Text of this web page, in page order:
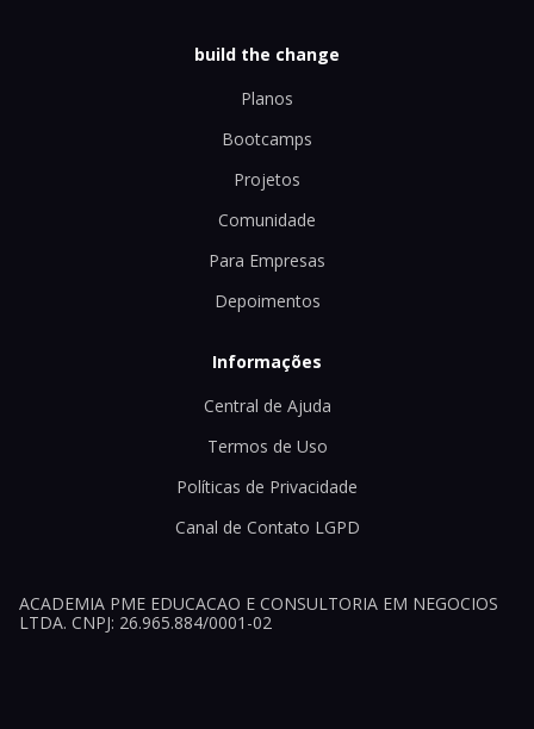
build the change
Planos
Bootcamps
Projetos
Comunidade
Para Empresas
Depoimentos
Informações
Central de Ajuda
Termos de Uso
Políticas de Privacidade
Canal de Contato LGPD
ACADEMIA PME EDUCACAO E CONSULTORIA EM NEGOCIOS
LTDA. CNPJ: 26.965.884/0001-02